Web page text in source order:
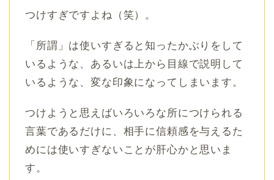
つけすぎですよね（笑）。
「所謂」は使いすぎると知ったかぶりをして
いるような、あるいは上から目線で説明して
いるような、変な印象になってしまいます。
つけようと思えばいろいろな所につけられる
言葉であるだけに、相手に信頼感を与えるた
めには使いすぎないことが肝心かと思いま
す。